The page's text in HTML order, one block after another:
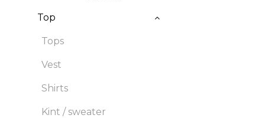
Top
Tops
Vest
Shirts
Kint / sweater